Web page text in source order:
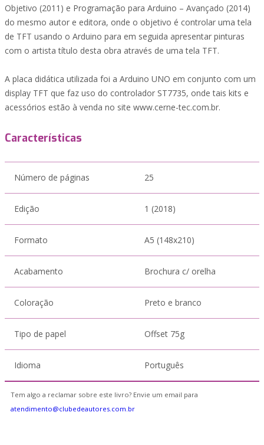
Objetivo (2011) e Programação para Arduino – Avançado (2014)
do mesmo autor e editora, onde o objetivo é controlar uma tela
de TFT usando o Arduino para em seguida apresentar pinturas
com o artista título desta obra através de uma tela TFT.
A placa didática utilizada foi a Arduino UNO em conjunto com um
display TFT que faz uso do controlador ST7735, onde tais kits e
acessórios estão à venda no site www.cerne-tec.com.br.
Características
Número de páginas 25
Edição 1 (2018)
Formato A5 (148x210)
Acabamento Brochura c/ orelha
Coloração Preto e branco
Tipo de papel Offset 75g
Idioma Português
Tem algo a reclamar sobre este livro? Envie um email para
atendimento@clubedeautores.com.br